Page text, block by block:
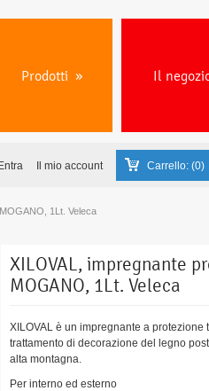
Entra Il mio account Carrello: (0)
Prodotti » Il
1Lt. Veleca
XILOVAL, impregnante
MOGANO, 1Lt. Veleca
XILOVAL è un impregnante a
trattamento di decorazione del legno
alta montagna.
Per interno ed esterno